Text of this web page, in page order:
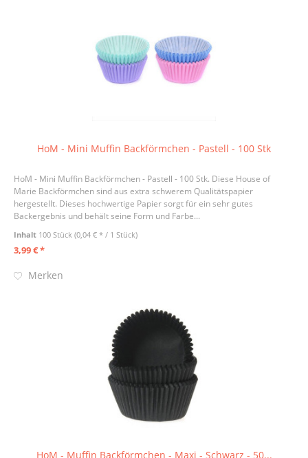
HoM - Mini Muffin Backförmchen - Pastell - 100 Stk
HoM - Mini Muffin Backförmchen - Pastell - 100 Stk. Diese House of
Marie Backförmchen sind aus extra schwerem Qualitätspapier
hergestellt. Dieses hochwertige Papier sorgt für ein sehr gutes
Backergebnis und behält seine Form und Farbe...
Inhalt 100 Stück(0,04 € * / 1 Stück)
3,99 € *
Merken
HoM - Muffin Backförmchen - Maxi - Schwarz - 50...